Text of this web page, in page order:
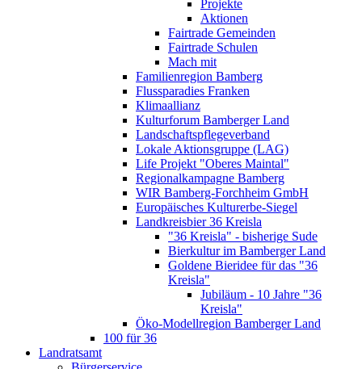
Projekte
Aktionen
Fairtrade Gemeinden
Fairtrade Schulen
Mach mit
Familienregion Bamberg
Flussparadies Franken
Klimaallianz
Kulturforum Bamberger Land
Landschaftspflegeverband
Lokale Aktionsgruppe (LAG)
Life Projekt "Oberes Maintal"
Regionalkampagne Bamberg
WIR Bamberg-Forchheim GmbH
Europäisches Kulturerbe-Siegel
Landkreisbier 36 Kreisla
"36 Kreisla" - bisherige Sude
Bierkultur im Bamberger Land
Goldene Bieridee für das "36
Kreisla"
Jubiläum - 10 Jahre "36
Kreisla"
Öko-Modellregion Bamberger Land
100 für 36
Landratsamt